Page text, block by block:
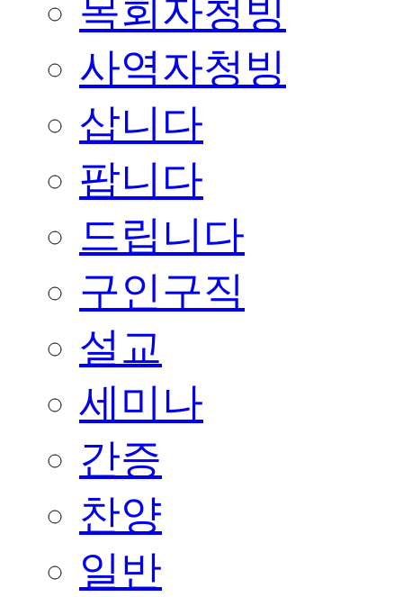
목회자청빙
사역자청빙
삽니다
팝니다
드립니다
구인구직
설교
세미나
간증
찬양
일반